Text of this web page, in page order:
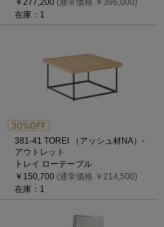
￥277,200 (通常価格 ￥396,000)
在庫：1
381-41 TOREI （アッシュ材NA）-
アウトレット
トレイ ローテーブル
￥150,700 (通常価格 ￥214,500)
在庫：1